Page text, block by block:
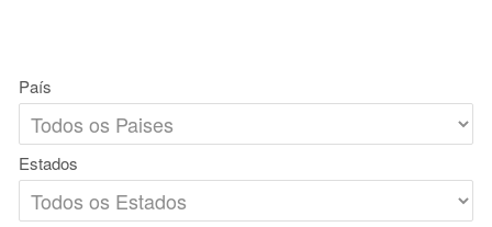
País
Estados